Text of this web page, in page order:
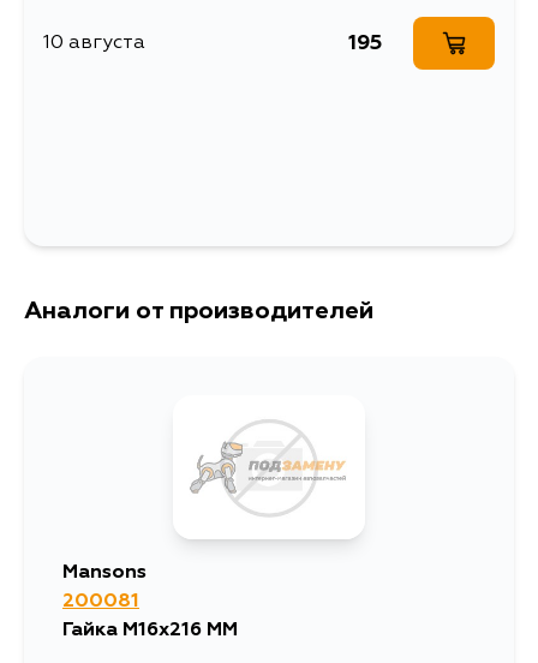
10 августа 195
Аналоги от производителей
Mansons
200081
Гайка M16x216 MM